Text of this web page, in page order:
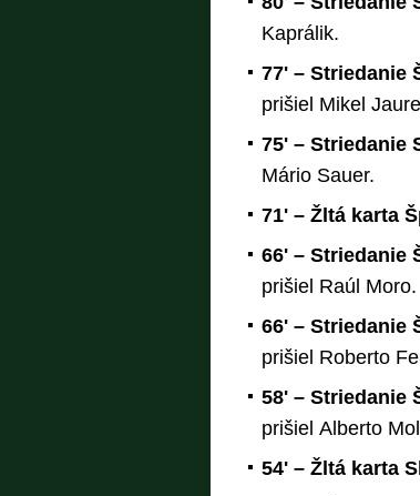
Kaprálik.
77' – Striedanie
prišiel Mikel
75' – Striedanie
Mário Sauer.
71' – Žltá karta
66' – Striedanie
prišiel Raúl Moro.
66' – Striedanie
prišiel Roberto
58' – Striedanie
prišiel Alberto
54' – Žltá karta